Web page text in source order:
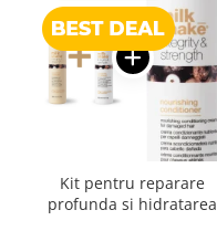
Kit pentru reparare
profunda si hidratarea